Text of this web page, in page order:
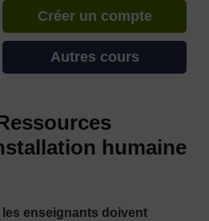
Créer un compte
Autres cours
humaine
enseignants doivent